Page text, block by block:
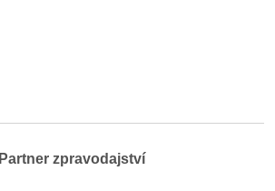
Partner zpravodajství